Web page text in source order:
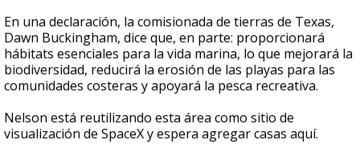
En una declaración, la comisionada de tierras de Texas,
Dawn Buckingham, dice que, en parte: proporcionará
hábitats esenciales para la vida marina, lo que mejorará la
biodiversidad, reducirá la erosión de las playas para las
comunidades costeras y apoyará la pesca recreativa.
Nelson está reutilizando esta área como sitio de
visualización de SpaceX y espera agregar casas aquí.